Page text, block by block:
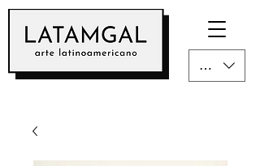
CLP ($)